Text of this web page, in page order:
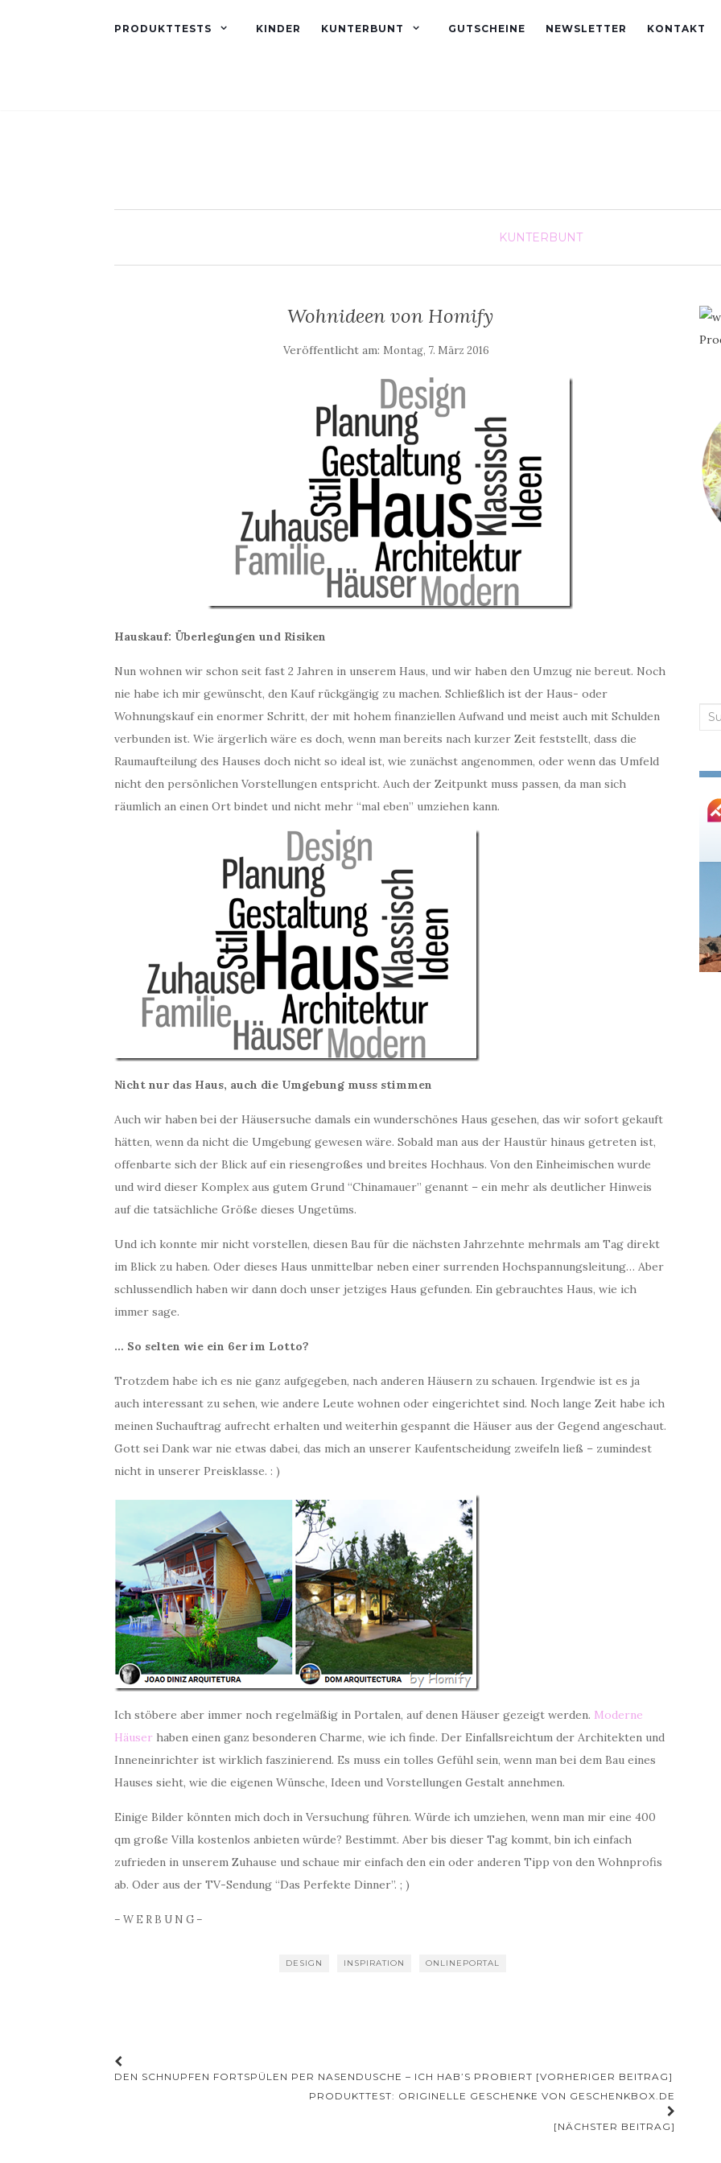
PRODUKTTESTS KINDER KUNTERBUNT GUTSCHEINE NEWSLETTER KONTAKT
KUNTERBUNT
Wohnideen von Homify
Veröffentlicht am: Montag, 7. März 2016
Hauskauf: Überlegungen und Risiken
Nun wohnen wir schon seit fast 2 Jahren in unserem Haus, und wir haben den Umzug nie bereut. Noch
nie habe ich mir gewünscht, den Kauf rückgängig zu machen. Schließlich ist der Haus- oder
Wohnungskauf ein enormer Schritt, der mit hohem finanziellen Aufwand und meist auch mit Schulden
verbunden ist. Wie ärgerlich wäre es doch, wenn man bereits nach kurzer Zeit feststellt, dass die
Raumaufteilung des Hauses doch nicht so ideal ist, wie zunächst angenommen, oder wenn das Umfeld
nicht den persönlichen Vorstellungen entspricht. Auch der Zeitpunkt muss passen, da man sich
räumlich an einen Ort bindet und nicht mehr “mal eben” umziehen kann.
Nicht nur das Haus, auch die Umgebung muss stimmen
Auch wir haben bei der Häusersuche damals ein wunderschönes Haus gesehen, das wir sofort gekauft
hätten, wenn da nicht die Umgebung gewesen wäre. Sobald man aus der Haustür hinaus getreten ist,
offenbarte sich der Blick auf ein riesengroßes und breites Hochhaus. Von den Einheimischen wurde
und wird dieser Komplex aus gutem Grund “Chinamauer” genannt – ein mehr als deutlicher Hinweis
auf die tatsächliche Größe dieses Ungetüms.
Und ich konnte mir nicht vorstellen, diesen Bau für die nächsten Jahrzehnte mehrmals am Tag direkt
im Blick zu haben. Oder dieses Haus unmittelbar neben einer surrenden Hochspannungsleitung… Aber
schlussendlich haben wir dann doch unser jetziges Haus gefunden. Ein gebrauchtes Haus, wie ich
immer sage.
… So selten wie ein 6er im Lotto?
Trotzdem habe ich es nie ganz aufgegeben, nach anderen Häusern zu schauen. Irgendwie ist es ja
auch interessant zu sehen, wie andere Leute wohnen oder eingerichtet sind. Noch lange Zeit habe ich
meinen Suchauftrag aufrecht erhalten und weiterhin gespannt die Häuser aus der Gegend angeschaut.
Gott sei Dank war nie etwas dabei, das mich an unserer Kaufentscheidung zweifeln ließ – zumindest
nicht in unserer Preisklasse. : )
Ich stöbere aber immer noch regelmäßig in Portalen, auf denen Häuser gezeigt werden. Moderne
Häuser haben einen ganz besonderen Charme, wie ich finde. Der Einfallsreichtum der Architekten und
Inneneinrichter ist wirklich faszinierend. Es muss ein tolles Gefühl sein, wenn man bei dem Bau eines
Hauses sieht, wie die eigenen Wünsche, Ideen und Vorstellungen Gestalt annehmen.
Einige Bilder könnten mich doch in Versuchung führen. Würde ich umziehen, wenn man mir eine 400
qm große Villa kostenlos anbieten würde? Bestimmt. Aber bis dieser Tag kommt, bin ich einfach
zufrieden in unserem Zuhause und schaue mir einfach den ein oder anderen Tipp von den Wohnprofis
ab. Oder aus der TV-Sendung “Das Perfekte Dinner”. ; )
– W E R B U N G –
DESIGN INSPIRATION ONLINEPORTAL
Beitrags-
DEN SCHNUPFEN FORTSPÜLEN PER NASENDUSCHE – ICH HAB’S PROBIERT [VORHERIGER BEITRAG]
PRODUKTTEST: ORIGINELLE GESCHENKE VON GESCHENKBOX.DE
[NÄCHSTER BEITRAG]